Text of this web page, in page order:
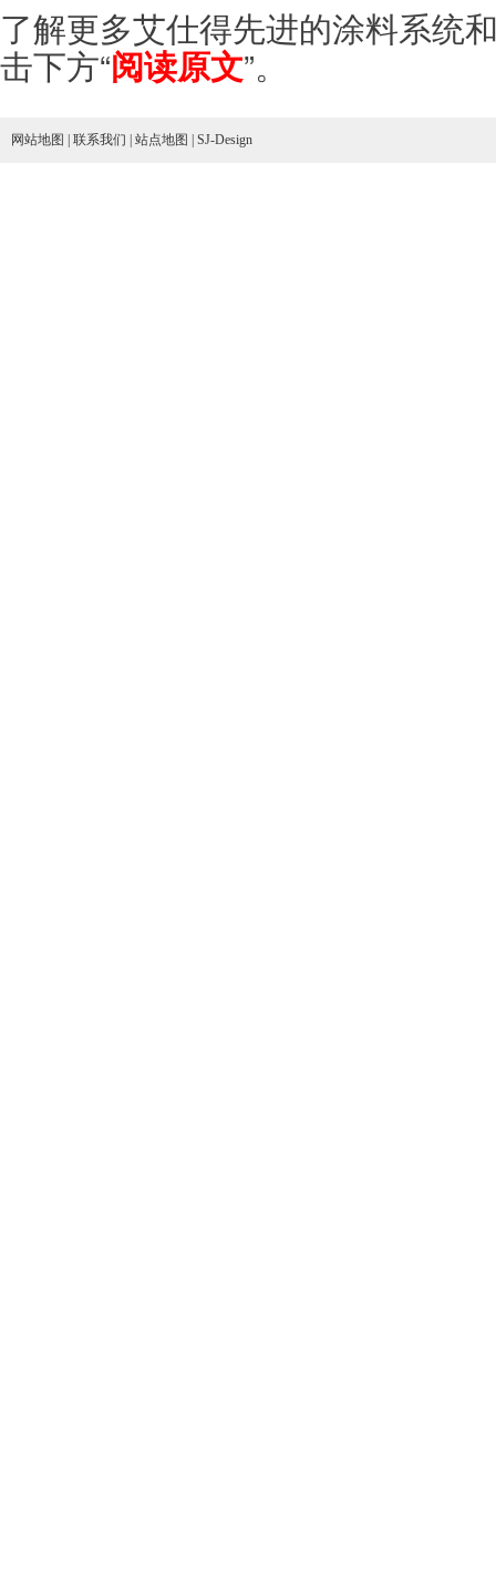
了解更多艾仕得先进的涂料系统
击下方“阅读原文”。
网站地图 | 联系我们 | 站点地图 | SJ-Design